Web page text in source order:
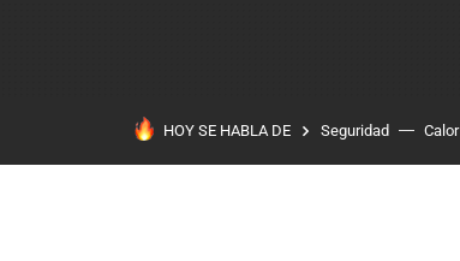
HOY SE HABLA DE Seguridad Calor